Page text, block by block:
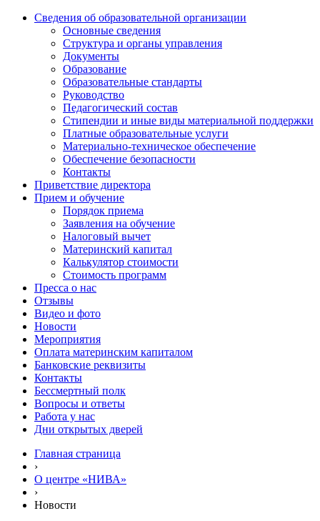
Сведения об образовательной организации
Основные сведения
Структура и органы управления
Документы
Образование
Образовательные стандарты
Руководство
Педагогический состав
Стипендии и иные виды материальной поддержки
Платные образовательные услуги
Материально-техническое обеспечение
Обеспечение безопасности
Контакты
Приветствие директора
Прием и обучение
Порядок приема
Заявления на обучение
Налоговый вычет
Материнский капитал
Калькулятор стоимости
Стоимость программ
Пресса о нас
Отзывы
Видео и фото
Новости
Мероприятия
Оплата материнским капиталом
Банковские реквизиты
Контакты
Бессмертный полк
Вопросы и ответы
Работа у нас
Дни открытых дверей
Главная страница
›
О центре «НИВА»
›
Новости